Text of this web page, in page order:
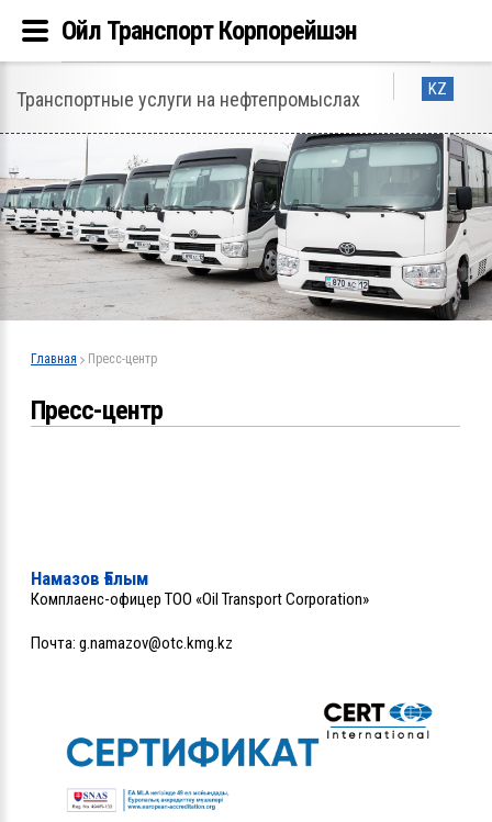
KZ
Транспортные услуги на нефтепромыслах
Главная Пресс-центр
Пресс-центр
Намазов Ғалым
Комплаенс-офицер ТОО «Oil Transport Corporation»
Почта: g.namazov@otc.kmg.kz
Ойл Транспорт Корпорейшэн